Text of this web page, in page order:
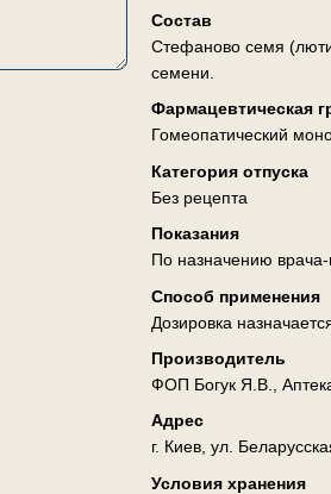
Состав
Стефаново семя
семени.
Фармацевтическая
Гомеопатический
Категория отпуска
Без рецепта
Показания
По назначению врача-
Способ применения
Дозировка
Производитель
ФОП Богук Я.В.,
Адрес
г. Киев, ул.
Условия хранения